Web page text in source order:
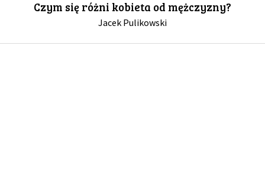
Czym się różni kobieta od mężczyzny?
Jacek Pulikowski